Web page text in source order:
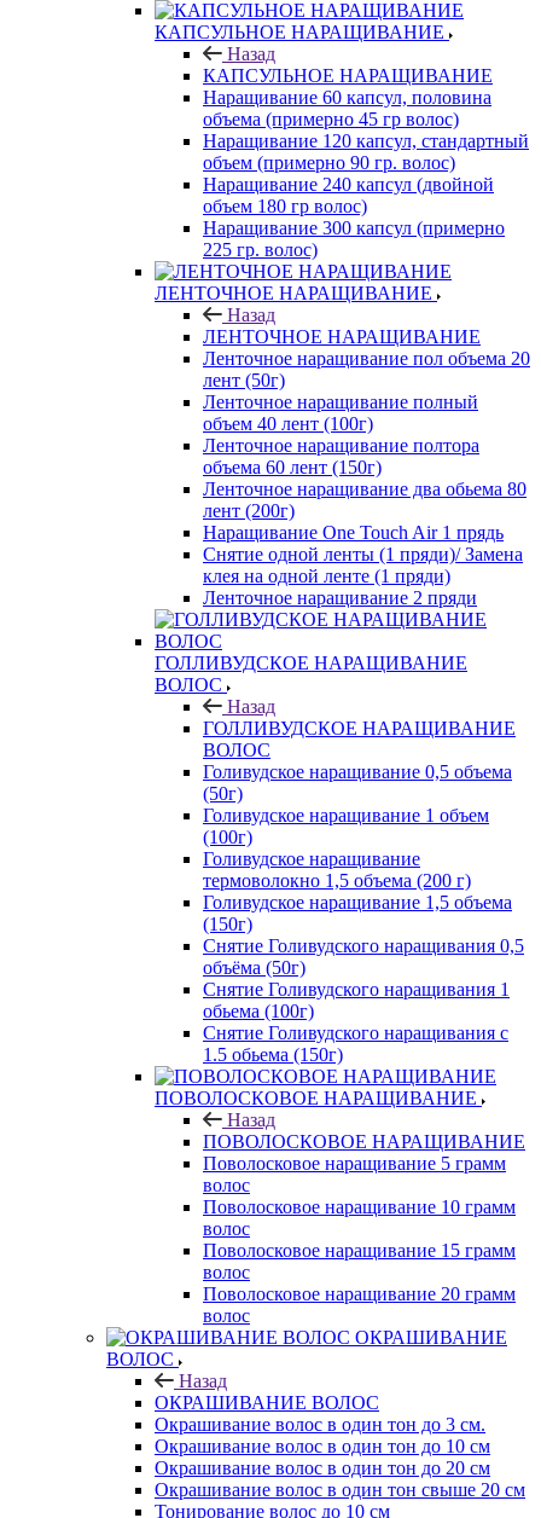
КАПСУЛЬНОЕ НАРАЩИВАНИЕ
Назад
КАПСУЛЬНОЕ НАРАЩИВАНИЕ
Наращивание 60 капсул, половина
объема (примерно 45 гр волос)
Наращивание 120 капсул, стандартный
объем (примерно 90 гр. волос)
Наращивание 240 капсул (двойной
объем 180 гр волос)
Наращивание 300 капсул (примерно
225 гр. волос)
ЛЕНТОЧНОЕ НАРАЩИВАНИЕ
Назад
ЛЕНТОЧНОЕ НАРАЩИВАНИЕ
Ленточное наращивание пол объема 20
лент (50г)
Ленточное наращивание полный
объем 40 лент (100г)
Ленточное наращивание полтора
объема 60 лент (150г)
Ленточное наращивание два обьема 80
лент (200г)
Наращивание One Touch Air 1 прядь
Снятие одной ленты (1 пряди)/ Замена
клея на одной ленте (1 пряди)
Ленточное наращивание 2 пряди
ГОЛЛИВУДСКОЕ НАРАЩИВАНИЕ
ВОЛОС
Назад
ГОЛЛИВУДСКОЕ НАРАЩИВАНИЕ
ВОЛОС
Голивудское наращивание 0,5 объема
(50г)
Голивудское наращивание 1 объем
(100г)
Голивудское наращивание
термоволокно 1,5 объема (200 г)
Голивудское наращивание 1,5 объема
(150г)
Снятие Голивудского наращивания 0,5
объёма (50г)
Снятие Голивудского наращивания 1
обьема (100г)
Снятие Голивудского наращивания с
1.5 обьема (150г)
ПОВОЛОСКОВОЕ НАРАЩИВАНИЕ
Назад
ПОВОЛОСКОВОЕ НАРАЩИВАНИЕ
Поволосковое наращивание 5 грамм
волос
Поволосковое наращивание 10 грамм
волос
Поволосковое наращивание 15 грамм
волос
Поволосковое наращивание 20 грамм
волос
ОКРАШИВАНИЕ
ВОЛОС
Назад
ОКРАШИВАНИЕ ВОЛОС
Окрашивание волос в один тон до 3 см.
Окрашивание волос в один тон до 10 см
Окрашивание волос в один тон до 20 см
Окрашивание волос в один тон свыше 20 см
Тонирование волос до 10 см